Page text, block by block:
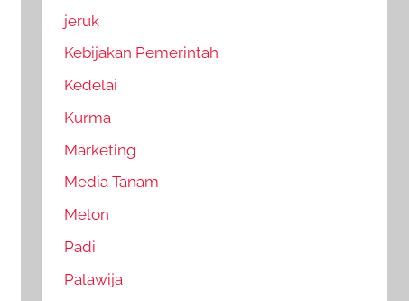
jeruk
Kebijakan Pemerintah
Kedelai
Kurma
Marketing
Media Tanam
Melon
Padi
Palawija